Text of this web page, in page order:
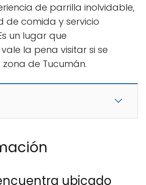
de parrilla inolvidable,
de comida y servicio
un lugar que
la pena visitar si se
de Tucumán.
ubicado